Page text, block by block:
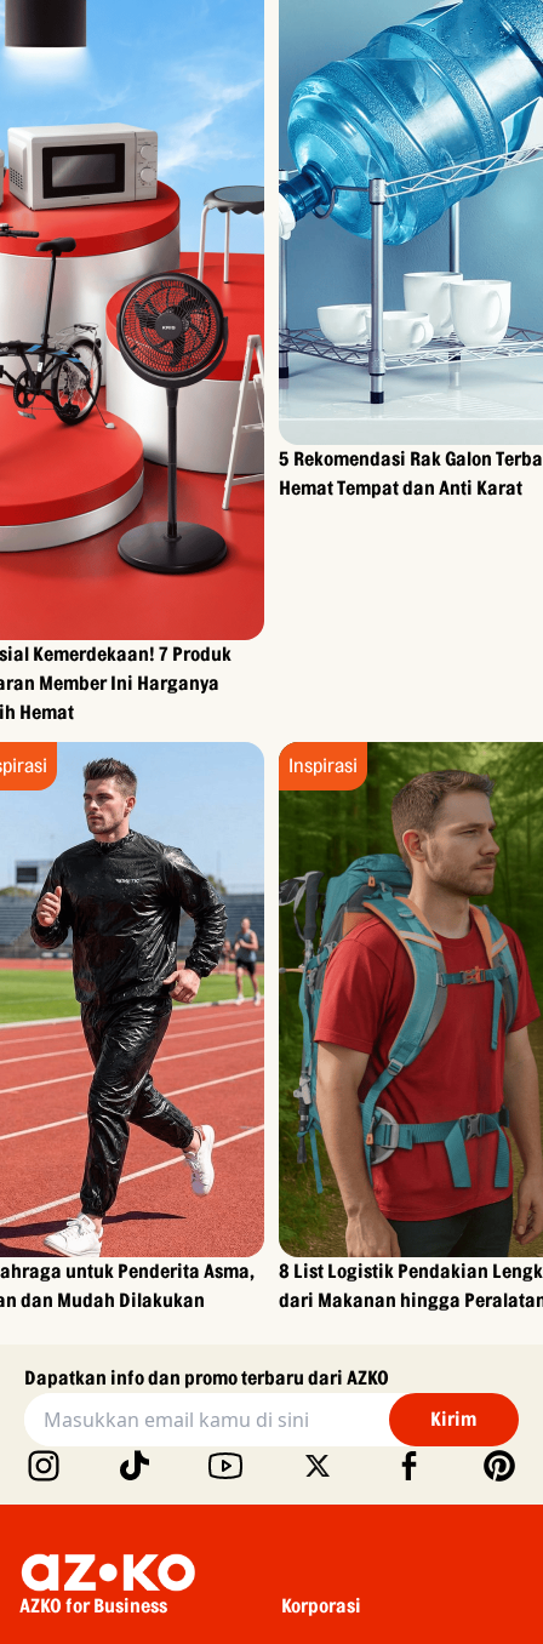
Kemerdekaan! 7 Produk
Member Ini Harganya
Hemat
5 Rekomendasi Rak Galon
Hemat Tempat dan Anti Karat
untuk Penderita Asma,
dan Mudah Dilakukan
Inspirasi
8 List Logistik Pendakian
dari Makanan hingga
Dapatkan info dan promo terbaru dari AZKO
Kirim
AZKO for Business Korporasi